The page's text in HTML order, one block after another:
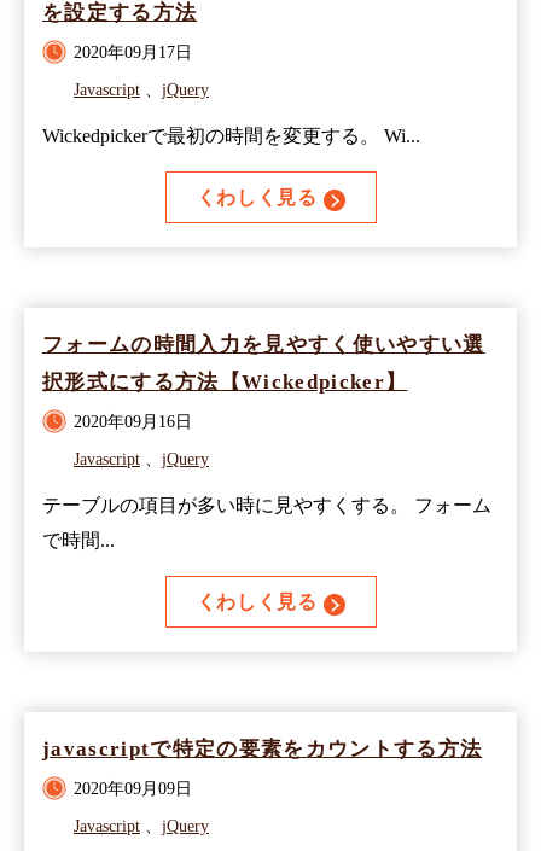
を設定する方法
2020年09月17日
Javascript 、 jQuery
Wickedpickerで最初の時間を変更する。 Wi...
くわしく見る
フォームの時間入力を見やすく使いやすい選
択形式にする方法【Wickedpicker】
2020年09月16日
Javascript 、 jQuery
テーブルの項目が多い時に見やすくする。 フォーム
で時間...
くわしく見る
javascriptで特定の要素をカウントする方法
2020年09月09日
Javascript 、 jQuery